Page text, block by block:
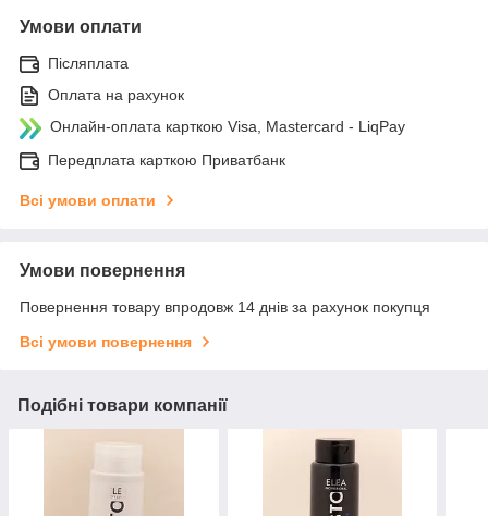
Умови оплати
Післяплата
Оплата на рахунок
Онлайн-оплата карткою Visa, Mastercard - LiqPay
Передплата карткою Приватбанк
Всі умови оплати
Умови повернення
Повернення товару впродовж 14 днів за рахунок покупця
Всі умови повернення
Подібні товари компанії